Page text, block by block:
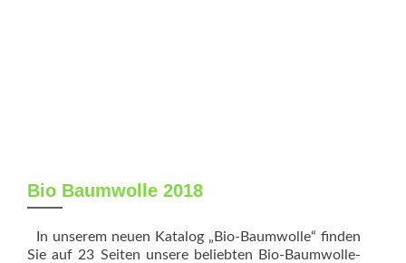
Bio Baumwolle 2018
In unserem neuen Katalog „Bio-Baumwolle“ finden
Sie auf 23 Seiten unsere beliebten Bio-Baumwolle-